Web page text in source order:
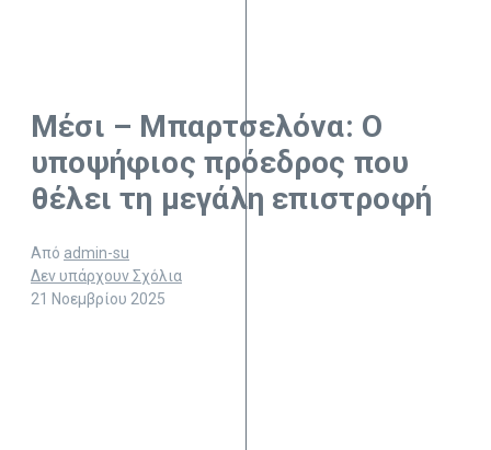
Μέσι – Μπαρτσελόνα: Ο
υποψήφιος πρόεδρος που
θέλει τη μεγάλη επιστροφή
Από admin-su
Δεν υπάρχουν Σχόλια
21 Νοεμβρίου 2025